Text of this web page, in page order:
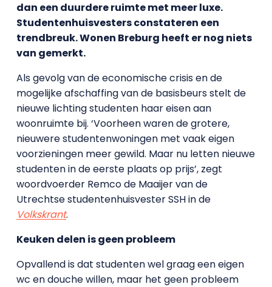
dan een duurdere ruimte met meer luxe.
Studentenhuisvesters constateren een
trendbreuk. Wonen Breburg heeft er nog niets
van gemerkt.
Als gevolg van de economische crisis en de
mogelijke afschaffing van de basisbeurs stelt de
nieuwe lichting studenten haar eisen aan
woonruimte bij. ‘Voorheen waren de grotere,
nieuwere studentenwoningen met vaak eigen
voorzieningen meer gewild. Maar nu letten nieuwe
studenten in de eerste plaats op prijs’, zegt
woordvoerder Remco de Maaijer van de
Utrechtse studentenhuisvester SSH in de
Volkskrant.
Keuken delen is geen probleem
Opvallend is dat studenten wel graag een eigen
wc en douche willen, maar het geen probleem